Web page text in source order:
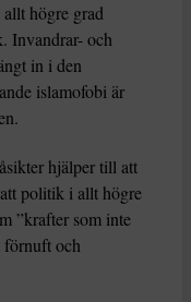
högre grad
Invandrar- och
in i den
islamofobi är
hjälper till att
politik i allt högre
”krafter som inte
förnuft och